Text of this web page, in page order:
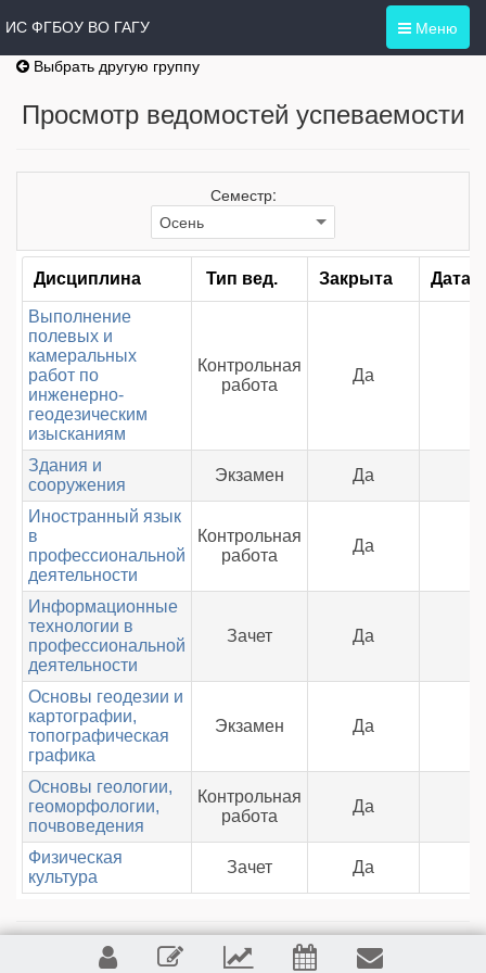
Меню
ИС ФГБОУ ВО ГАГУ
Выбрать другую группу
Просмотр ведомостей успеваемости
Семестр:
Дисциплина Тип вед. Закрыта Дата
Выполнение
полевых и
камеральных
работ по
инженерно-
геодезическим
изысканиям
Контрольная
работа
Да
Здания и
сооружения
Экзамен Да
Иностранный язык
в
профессиональной
деятельности
Контрольная
работа
Да
Информационные
технологии в
профессиональной
деятельности
Зачет Да
Основы геодезии и
картографии,
топографическая
графика
Экзамен Да
Основы геологии,
геоморфологии,
почвоведения
Контрольная
работа
Да
Физическая
культура
Зачет Да